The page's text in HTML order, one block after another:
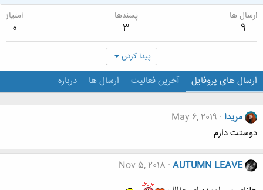
ارسال ها
9
پسندها
3
امتیاز
0
پیدا کردن
ارسال های پروفایل آخرین فعالیت ارسال ها درباره
مریدا May 6, 2019
دوستت دارم
AUTUMN LEAVE
Nov 5, 2018